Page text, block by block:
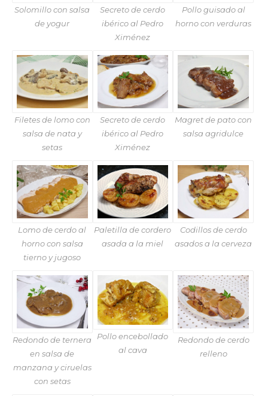
Solomillo con salsa
de yogur
Secreto de cerdo
ibérico al Pedro
Ximénez
Pollo guisado al
horno con verduras
Filetes de lomo con
salsa de nata y
setas
Secreto de cerdo
ibérico al Pedro
Ximénez
Magret de pato con
salsa agridulce
Lomo de cerdo al
horno con salsa
tierno y jugoso
Paletilla de cordero
asada a la miel
Codillos de cerdo
asados a la cerveza
Redondo de ternera
en salsa de
manzana y ciruelas
con setas
Pollo encebollado
al cava
Redondo de cerdo
relleno